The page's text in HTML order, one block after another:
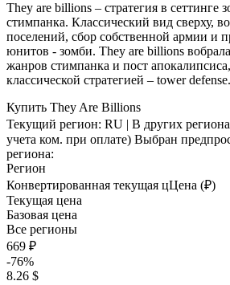
They are billions – стратегия в сеттинге
стимпанка. Классический вид сверху,
поселений, сбор собственной армии и
юнитов - зомби. They are billions
жанров стимпанка и пост
классической стратегией – tower defense.
Купить They Are Billions
Текущий регион: RU | В других
учета ком. при оплате) Выбран
региона:
Регион
Конвертированная текущая цЦена (₽)
Текущая цена
Базовая цена
Все регионы
669 ₽
-76%
8.26 $